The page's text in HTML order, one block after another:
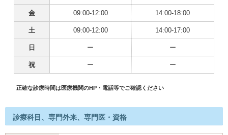
金 09:00-12:00 14:00-18:00
土 09:00-12:00 14:00-17:00
日 ー ー
祝 ー ー
正確な診療時間は医療機関のHP・電話等でご確認ください
診療科目、専門外来、専門医・資格